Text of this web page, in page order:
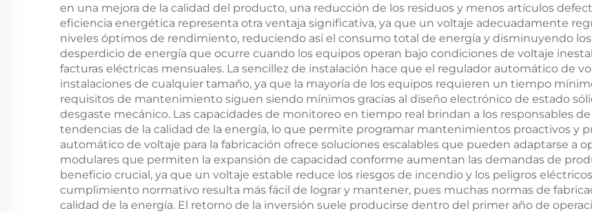
en una mejora de la calidad del producto, una reducción de los residuos y menos artículos
eficiencia energética representa otra ventaja significativa, ya que un voltaje adecuadamente
niveles óptimos de rendimiento, reduciendo así el consumo total de energía y disminuyendo
desperdicio de energía que ocurre cuando los equipos operan bajo condiciones de voltaje
facturas eléctricas mensuales. La sencillez de instalación hace que el regulador automático de
instalaciones de cualquier tamaño, ya que la mayoría de los equipos requieren un tiempo
requisitos de mantenimiento siguen siendo mínimos gracias al diseño electrónico de estado
desgaste mecánico. Las capacidades de monitoreo en tiempo real brindan a los responsables
tendencias de la calidad de la energía, lo que permite programar mantenimientos proactivos y
automático de voltaje para la fabricación ofrece soluciones escalables que pueden adaptarse a
modulares que permiten la expansión de capacidad conforme aumentan las demandas de
beneficio crucial, ya que un voltaje estable reduce los riesgos de incendio y los peligros
cumplimiento normativo resulta más fácil de lograr y mantener, pues muchas normas de
calidad de la energía. El retorno de la inversión suele producirse dentro del primer año de